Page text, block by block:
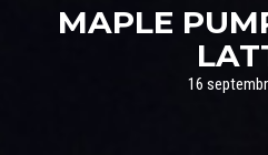
MAPLE
16